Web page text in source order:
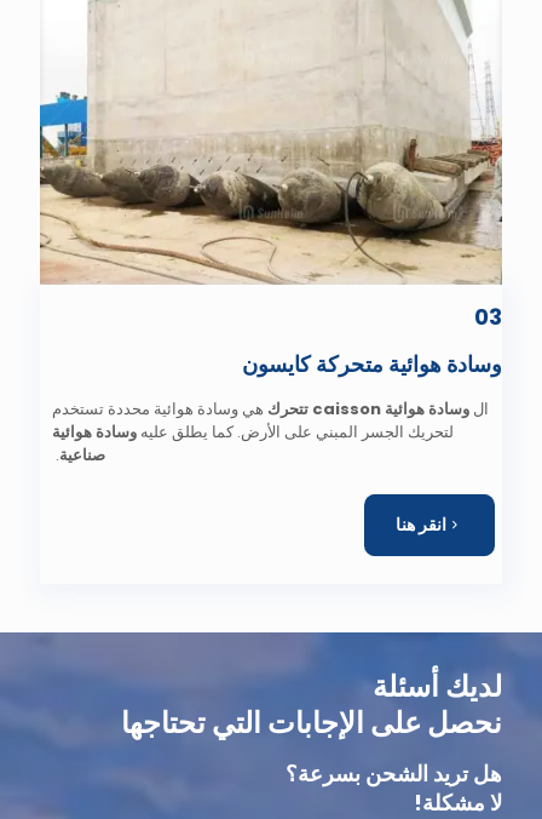
03
وسادة هوائية متحركة كايسون
ال وسادة هوائية caisson تتحرك
هي وسادة هوائية محددة تستخدم
لتحريك الجسر المبني على الأرض. كما يطلق عليه وسادة هوائية
صناعية.
انقر هنا
لديك أسئلة
نحصل على الإجابات التي تحتاجها
هل تريد الشحن بسرعة؟
لا مشكلة!